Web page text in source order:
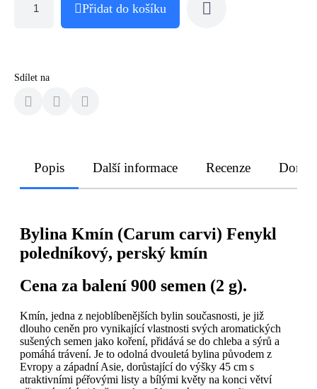
Přidat do košíku
Sdílet na
Popis Další informace Recenze
Bylina Kmín (Carum carvi) Fenykl
poledníkový, perský kmín
Cena za balení 900 semen (2 g).
Kmín, jedna z nejoblíbenějších bylin současnosti, je již
dlouho ceněn pro vynikající vlastnosti svých aromatických
sušených semen jako koření, přidává se do chleba a sýrů a
pomáhá trávení. Je to odolná dvouletá bylina původem z
Evropy a západní Asie, dorůstající do výšky 45 cm s
atraktivními péřovými listy a bílými květy na konci větví